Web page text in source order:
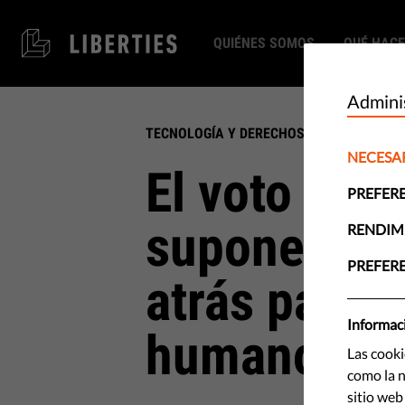
QUIÉNES SOMOS QUÉ
TECNOLOGÍA Y DERECHOS
El voto
supone un
atrás para
humano
Las
como la
sitio web